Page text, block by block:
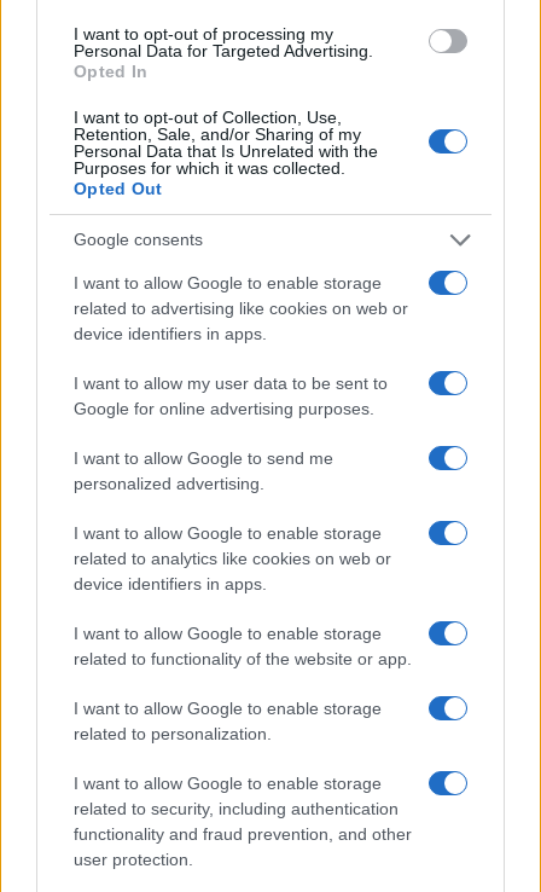
I want to opt-out of processing my
Personal Data for Targeted Advertising.
Opted In
I want to opt-out of Collection, Use,
Retention, Sale, and/or Sharing of my
Personal Data that Is Unrelated with the
Purposes for which it was collected.
Opted Out
Google consents
I want to allow Google to enable storage
related to advertising like cookies on web or
device identifiers in apps.
I want to allow my user data to be sent to
Google for online advertising purposes.
I want to allow Google to send me
personalized advertising.
I want to allow Google to enable storage
related to analytics like cookies on web or
device identifiers in apps.
I want to allow Google to enable storage
related to functionality of the website or app.
I want to allow Google to enable storage
related to personalization.
I want to allow Google to enable storage
related to security, including authentication
functionality and fraud prevention, and other
user protection.